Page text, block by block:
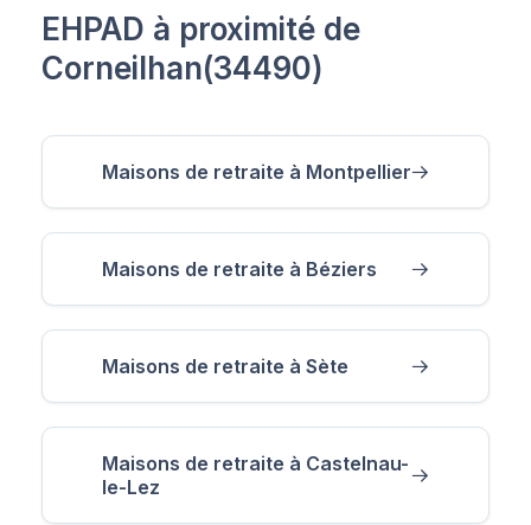
EHPAD à proximité de
Corneilhan(34490)
Maisons de retraite à Montpellier
Maisons de retraite à Béziers
Maisons de retraite à Sète
Maisons de retraite à Castelnau-
le-Lez